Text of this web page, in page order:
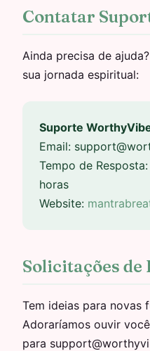
Contatar
Ainda precisa de
sua jornada espiritual:
Suporte
Email:
Tempo de
horas
Website:
Solicitações de
Tem ideias para novas
Adoraríamos ouvir
para